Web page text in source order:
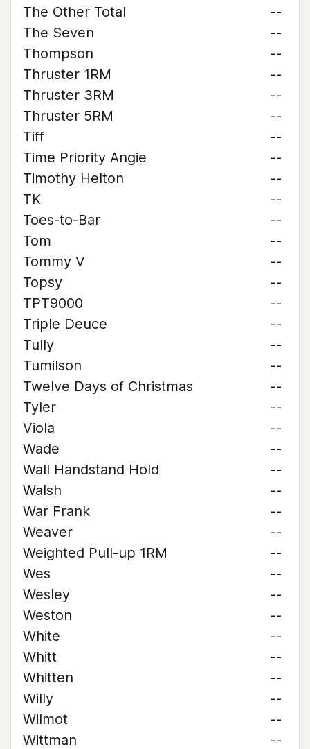
The Other Total
--
The Seven
--
Thompson
--
Thruster 1RM
--
Thruster 3RM
--
Thruster 5RM
--
Tiff
--
Time Priority Angie
--
Timothy Helton
--
TK
--
Toes-to-Bar
--
Tom
--
Tommy V
--
Topsy
--
TPT9000
--
Triple Deuce
--
Tully
--
Tumilson
--
Twelve Days of Christmas
--
Tyler
--
Viola
--
Wade
--
Wall Handstand Hold
--
Walsh
--
War Frank
--
Weaver
--
Weighted Pull-up 1RM
--
Wes
--
Wesley
--
Weston
--
White
--
Whitt
--
Whitten
--
Willy
--
Wilmot
--
Wittman
--